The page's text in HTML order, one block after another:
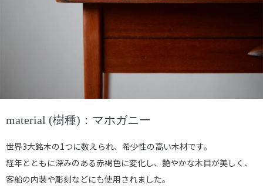
material (樹種)：マホガニー
世界3大銘木の1つに数えられ、希少性の高い木材です。
経年とともに深みのある赤褐色に変化し、艶やかな木目が美しく、
客船の内装や彫刻などにも使用されました。